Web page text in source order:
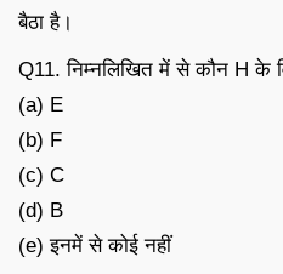
बैठा है।
Q11. निम्नलिखित में से कौन H के
(a) E
(b) F
(c) C
(d) B
(e) इनमें से कोई नहीं